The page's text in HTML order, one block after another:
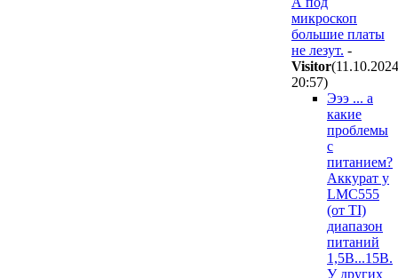
микроскоп
большие платы
не лезут. -
Visitor(11.10.2024
20:57)
Эээ ... а
какие
проблемы
с
питанием?
Аккурат у
LMC555
(от TI)
диапазон
питаний
1,5В...15В.
У других